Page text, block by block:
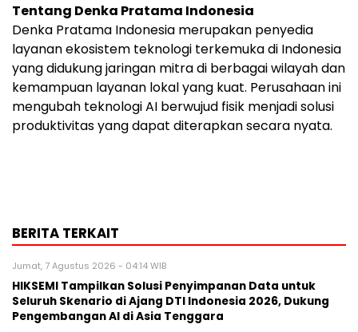
Tentang Denka Pratama Indonesia
Denka Pratama Indonesia merupakan penyedia
layanan ekosistem teknologi terkemuka di Indonesia
yang didukung jaringan mitra di berbagai wilayah dan
kemampuan layanan lokal yang kuat. Perusahaan ini
mengubah teknologi AI berwujud fisik menjadi solusi
produktivitas yang dapat diterapkan secara nyata.
BERITA TERKAIT
Jumat, 7 Agustus 2026 - 04:14 WIB
HIKSEMI Tampilkan Solusi Penyimpanan Data untuk
Seluruh Skenario di Ajang DTI Indonesia 2026, Dukung
Pengembangan AI di Asia Tenggara